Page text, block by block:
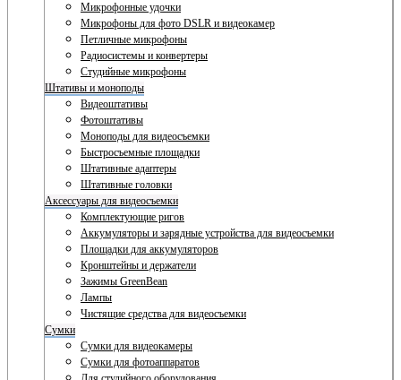
Микрофонные удочки
Микрофоны для фото DSLR и видеокамер
Петличные микрофоны
Радиосистемы и конвертеры
Студийные микрофоны
Штативы и моноподы
Видеоштативы
Фотоштативы
Моноподы для видеосъемки
Быстросъемные площадки
Штативные адаптеры
Штативные головки
Аксессуары для видеосъемки
Комплектующие ригов
Аккумуляторы и зарядные устройства для видеосъемки
Площадки для аккумуляторов
Кронштейны и держатели
Зажимы GreenBean
Лампы
Чистящие средства для видеосъемки
Сумки
Сумки для видеокамеры
Сумки для фотоаппаратов